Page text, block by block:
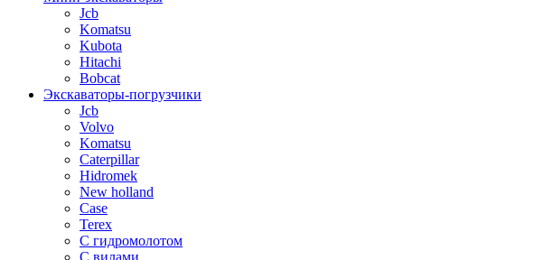
Jcb
Komatsu
Kubota
Hitachi
Bobcat
Экскаваторы-погрузчики
Jcb
Volvo
Komatsu
Caterpillar
Hidromek
New holland
Case
Terex
С гидромолотом
С вилами